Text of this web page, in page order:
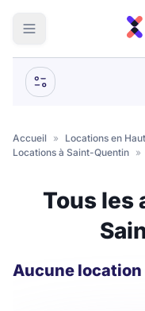
Votre
Que recherchez-
Logement entier
Résidence étudiante
recherche
Accueil » Locations en
Locations à Saint-Quentin »
Tous les
Aucune location